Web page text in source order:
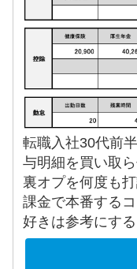
転職入社30代前
与明細を買い取
裏オプを何度も
課金で本番する
好きは参考にす